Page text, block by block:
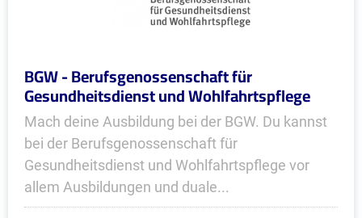
BGW - Berufsgenossenschaft für
Gesundheitsdienst und Wohlfahrtspflege
Mach deine Ausbildung bei der BGW. Du kannst
bei der Berufsgenossenschaft für
Gesundheitsdienst und Wohlfahrtspflege vor
allem Ausbildungen und duale...